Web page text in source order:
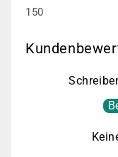
150